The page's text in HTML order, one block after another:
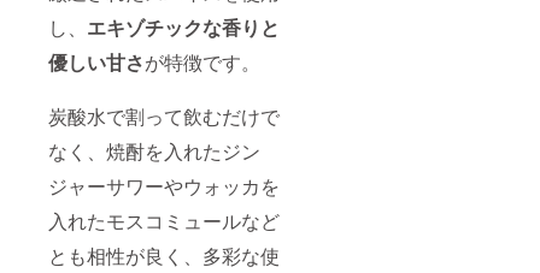
し、 エキゾチックな香りと
優しい甘さが特徴です。
炭酸水で割って飲むだけで
なく、焼酎を入れたジン
ジャーサワーやウォッカを
入れたモスコミュールなど
とも相性が良く、多彩な使